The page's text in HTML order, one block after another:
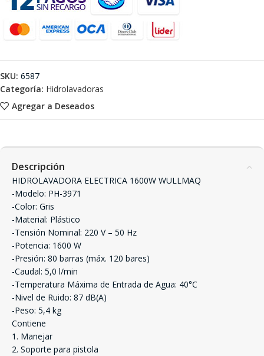
Agregar a Deseados
SKU: 6587
Categoría: Hidrolavadoras
Descripción
HIDROLAVADORA ELECTRICA 1600W WULLMAQ
-Modelo: PH-3971
-Color: Gris
-Material: Plástico
-Tensión Nominal: 220 V – 50 Hz
-Potencia: 1600 W
-Presión: 80 barras (máx. 120 bares)
-Caudal: 5,0 l/min
-Temperatura Máxima de Entrada de Agua: 40°C
-Nivel de Ruido: 87 dB(A)
-Peso: 5,4 kg
Contiene
1. Manejar
2. Soporte para pistola